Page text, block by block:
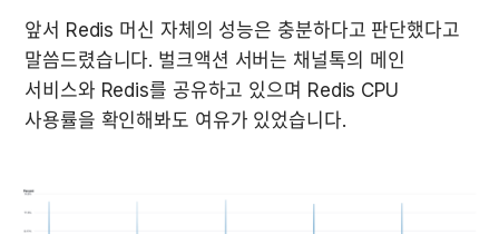
앞서 Redis 머신 자체의 성능은 충분하다고 판단했다고
말씀드렸습니다. 벌크액션 서버는 채널톡의 메인
서비스와 Redis를 공유하고 있으며 Redis CPU
사용률을 확인해봐도 여유가 있었습니다.